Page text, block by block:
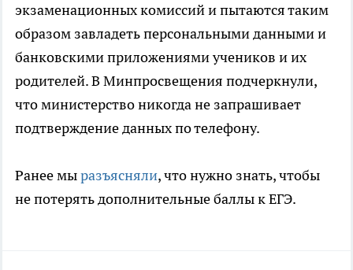
экзаменационных комиссий и пытаются таким
образом завладеть персональными данными и
банковскими приложениями учеников и их
родителей. В Минпросвещения подчеркнули,
что министерство никогда не запрашивает
подтверждение данных по телефону.
Ранее мыразъясняли, что нужно знать, чтобы
не потерять дополнительные баллы к ЕГЭ.